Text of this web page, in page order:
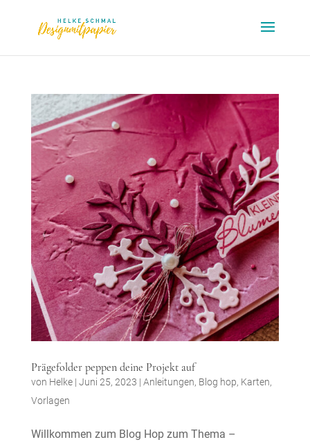
Prägefolder peppen deine Projekt auf
von Helke| Juni 25, 2023 | Anleitungen, Blog hop, Karten,
Vorlagen
Willkommen zum Blog Hop zum Thema –